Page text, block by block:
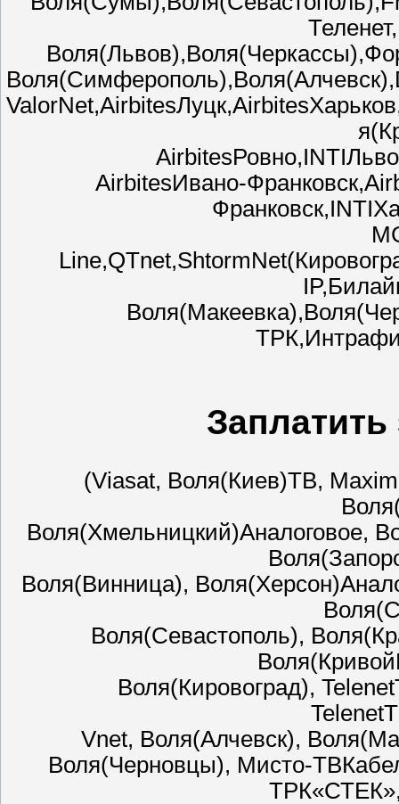
AirbitesИвано-
Заплатить
(Viasat, Воля(Киев)ТВ,
Воля(Хмельницкий)Аналоговое,
Воля(Винница),
Воля(Севастополь),
Воля(Кировоград),
Vnet, Воля(Алчевск),
Воля(Черновцы), Мисто-